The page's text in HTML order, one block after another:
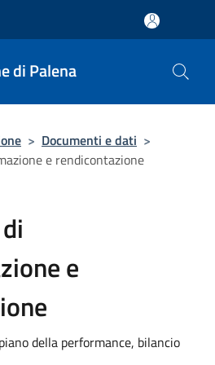
di Palena
> Documenti e dati >
e rendicontazione
e
della performance, bilancio